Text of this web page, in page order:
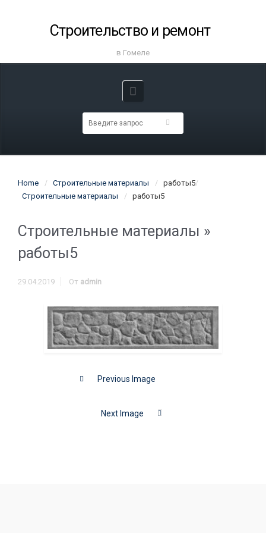
Строительство и ремонт
в Гомеле
Home Строительные материалы
работы5
Строительные материалы
работы5
Строительные материалы »
работы5
29.04.2019 От admin
Previous Image
Next Image